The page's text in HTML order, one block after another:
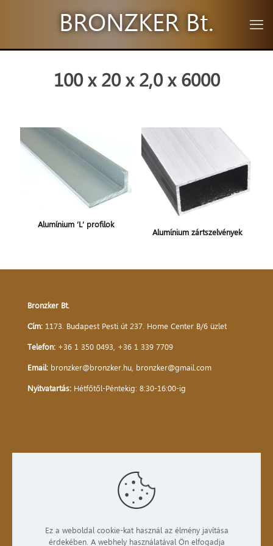
BRONZKER Bt.
100 x 20 x 2,0 x 6000
Alumínium ‘L’ profilok
Alumínium zártszelvények
Bronzker Bt.
Cím: 1173. Budapest Pesti út 237. Home Center B/6 üzlet
Telefon: +36 1 350 0493 +36 1 339 7709
Email: bronzker@bronzker.hu bronzker@gmail.com
Nyitvatartás: Hétfőtől-Péntekig: 8:30-16:00-ig
TermékekEz a weboldal cookie-kat használ az élmény javítása
érdekében. A webhely használatával Ön elfogadja